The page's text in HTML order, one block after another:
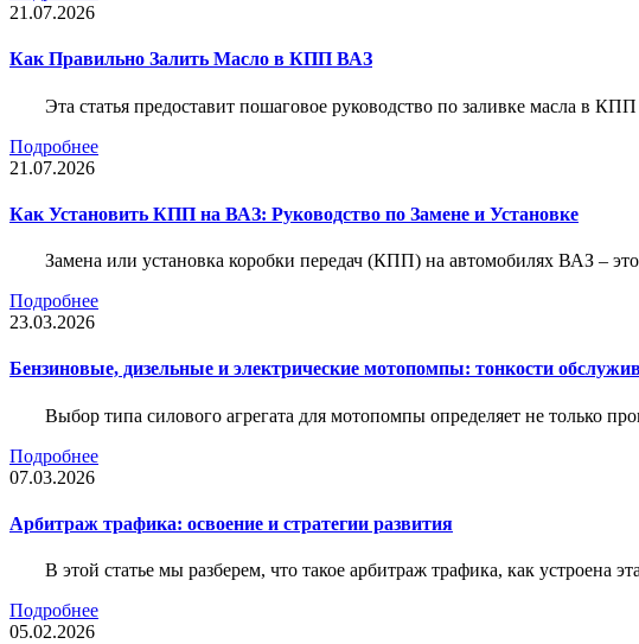
21.07.2026
Как Правильно Залить Масло в КПП ВАЗ
Эта статья предоставит пошаговое руководство по заливке масла в
Подробнее
21.07.2026
Как Установить КПП на ВАЗ: Руководство по Замене и Установке
Замена или установка коробки передач (КПП) на автомобилях ВАЗ –
Подробнее
23.03.2026
Бензиновые, дизельные и электрические мотопомпы: тонкости
Выбор типа силового агрегата для мотопомпы определяет не только
Подробнее
07.03.2026
Арбитраж трафика: освоение и стратегии развития
В этой статье мы разберем, что такое арбитраж трафика, как устроена
Подробнее
05.02.2026